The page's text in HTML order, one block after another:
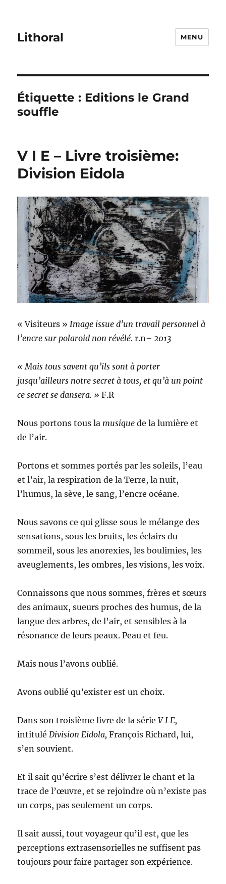
Lithoral MENU
Étiquette : Editions le Grand
souffle
V I E – Livre troisième:
Division Eidola
« Visiteurs » Image issue d’un travail personnel à
l’encre sur polaroid non révélé.r.n– 2013
« Mais tous savent qu’ils sont à porter
jusqu’ailleurs notre secret à tous, et qu’à un point
ce secret se dansera. » F.R
Nous portons tous la musique de la lumière et
de l’air.
Portons et sommes portés par les soleils, l’eau
et l’air, la respiration de la Terre, la nuit,
l’humus, la sève, le sang, l’encre océane.
Nous savons ce qui glisse sous le mélange des
sensations, sous les bruits, les éclairs du
sommeil, sous les anorexies, les boulimies, les
aveuglements, les ombres, les visions, les voix.
Connaissons que nous sommes, frères et sœurs
des animaux, sueurs proches des humus, de la
langue des arbres, de l’air, et sensibles à la
résonance de leurs peaux. Peau et feu.
Mais nous l’avons oublié.
Avons oublié qu’exister est un choix.
Dans son troisième livre de la sérieV I E,
intitulé Division Eidola,François Richard, lui,
s’en souvient.
Et il sait qu’écrire s’est délivrer le chant et la
trace de l’œuvre, et se rejoindre où n’existe pas
un corps, pas seulement un corps.
Il sait aussi, tout voyageur qu’il est, que les
perceptions extrasensorielles ne suffisent pas
toujours pour faire partager son expérience.